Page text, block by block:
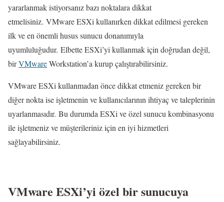
yararlanmak istiyorsanız bazı noktalara dikkat
etmelisiniz. VMware ESXi kullanırken dikkat edilmesi gereken
ilk ve en önemli husus sunucu donanımıyla
uyumluluğudur. Elbette ESXi’yi kullanmak için doğrudan değil,
birVMwareWorkstation’a kurup çalıştırabilirsiniz.
VMware ESXi kullanmadan önce dikkat etmeniz gereken bir
diğer nokta ise işletmenin ve kullanıcılarının ihtiyaç ve taleplerinin
uyarlanmasıdır. Bu durumda ESXi ve özel sunucu kombinasyonu
ile işletmeniz ve müşterileriniz için en iyi hizmetleri
sağlayabilirsiniz.
VMware ESXi’yi özel bir sunucuya